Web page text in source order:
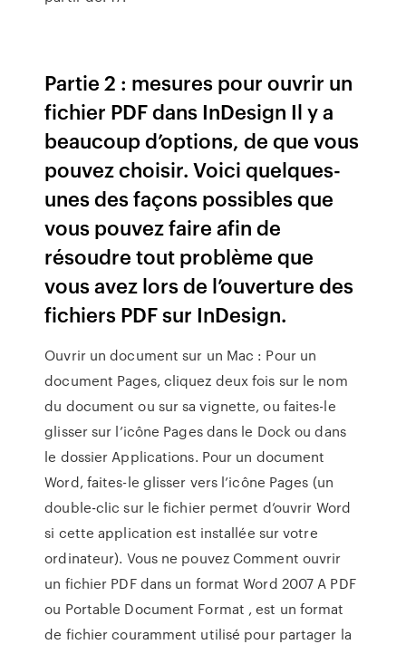
Partie 2 : mesures pour ouvrir un
fichier PDF dans InDesign Il y a
beaucoup d’options, de que vous
pouvez choisir. Voici quelques-
unes des façons possibles que
vous pouvez faire afin de
résoudre tout problème que
vous avez lors de l’ouverture des
fichiers PDF sur InDesign.
Ouvrir un document sur un Mac : Pour un
document Pages, cliquez deux fois sur le nom
du document ou sur sa vignette, ou faites-le
glisser sur l’icône Pages dans le Dock ou dans
le dossier Applications. Pour un document
Word, faites-le glisser vers l’icône Pages (un
double-clic sur le fichier permet d’ouvrir Word
si cette application est installée sur votre
ordinateur). Vous ne pouvez Comment ouvrir
un fichier PDF dans un format Word 2007 A PDF
ou Portable Document Format , est un format
de fichier couramment utilisé pour partager la